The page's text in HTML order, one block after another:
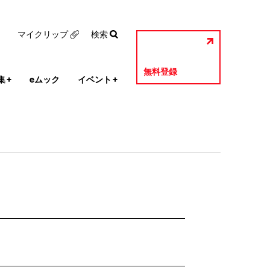
+ eムック イベント +
無料登録
マイクリップ 検索